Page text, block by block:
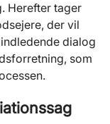
Herefter tager
der vil
dialog
som